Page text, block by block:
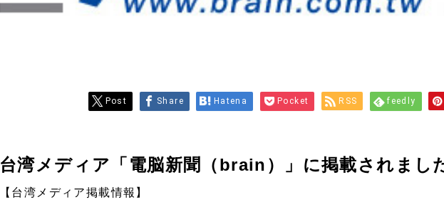
Post Share Hatena Pocket RSS feedly
台湾メディア「電脳新聞（brain）」に掲載されまし
【台湾メディア掲載情報】